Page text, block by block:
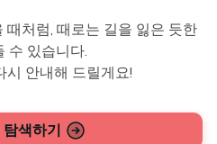
처럼, 때로는 길을 잃은 듯한
수 있습니다.
시 안내해 드릴게요!
색하기